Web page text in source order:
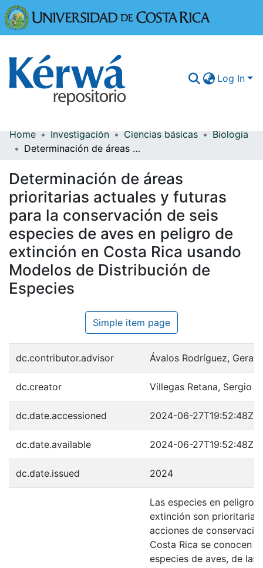
Log In
Communities & Collections
Browse Kérwá
Statistics
Home Investigación Ciencias básicas
Biología
Determinación de áreas prioritarias actuales y futuras para la conservación de seis especies de aves en peligro de extinción en Costa Rica usando Modelos de Distribución de Especies
Determinación de áreas
prioritarias actuales y futuras
para la conservación de seis
especies de aves en peligro de
extinción en Costa Rica usando
Modelos de Distribución de
Especies
Simple item page
dc.contributor.advisor Ávalos Rodríguez,
dc.creator Villegas Retana, Sergio
dc.date.accessioned 2024-06-27T19:52:48Z
dc.date.available 2024-06-27T19:52:48Z
dc.date.issued 2024
Las especies en peligro
extinción son prioritarias
acciones de
Costa Rica se conocen
especies de aves, de las